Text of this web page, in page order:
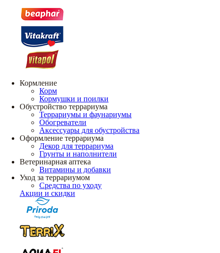
Кормление
Корм
Кормушки и поилки
Обустройство террариума
Террариумы и фаунариумы
Обогреватели
Аксессуары для обустройства
Оформление террариума
Декор для террариума
Грунты и наполнители
Ветеринарная аптека
Витамины и добавки
Уход за террариумом
Средства по уходу
Акции и скидки